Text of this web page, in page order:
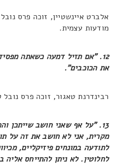
אלברט איינשטיין, זוכה פרס
מודעות עצמית.
12. "אם תזיל דמעה כשאתה
את הכוכבים".
רבינדרנת טאגור, זוכה פרס
13. "על אף שאני חושב שייתכן
מקרית, אני לא חושב את זה על
לתודעה במונחים פיזיקליים,
לחלוטין. לא ניתן להתייחס אליה